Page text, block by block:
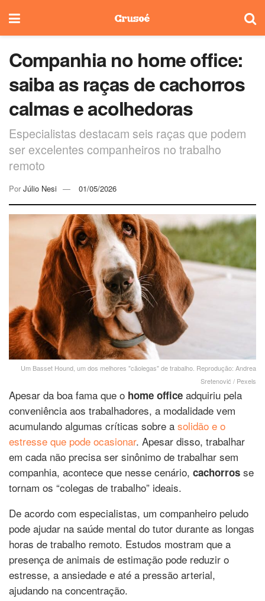
Companhia no home office:
saiba as raças de cachorros
calmas e acolhedoras
Especialistas destacam seis raças que podem
ser excelentes companheiros no trabalho
remoto
Por Júlio Nesi 01/05/2026
Um Basset Hound, um dos melhores "cãolegas" de trabalho. Reprodução: Andrea
Sretenović / Pexels
Apesar da boa fama que o home office adquiriu pela
conveniência aos trabalhadores, a modalidade vem
acumulando algumas críticas sobre a solidão e o
estresse que pode ocasionar. Apesar disso, trabalhar
em cada não precisa ser sinônimo de trabalhar sem
companhia, acontece que nesse cenário, cachorros se
tornam os “colegas de trabalho” ideais.
De acordo com especialistas, um companheiro peludo
pode ajudar na saúde mental do tutor durante as longas
horas de trabalho remoto. Estudos mostram que a
presença de animais de estimação pode reduzir o
estresse, a ansiedade e até a pressão arterial,
ajudando na concentração.